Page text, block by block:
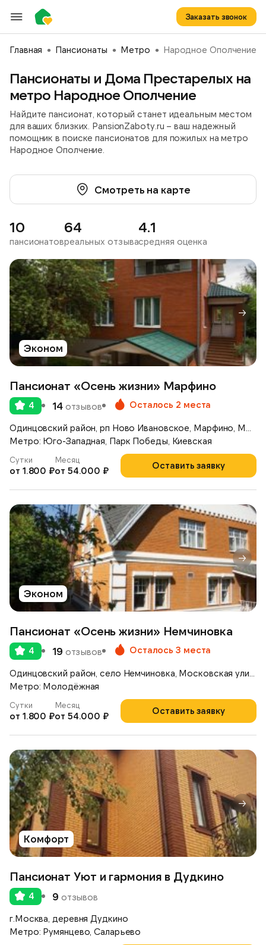
Заказать звонок
Главная Пансионаты Метро Народное Ополчение
Пансионаты и Дома Престарелых на
метро Народное Ополчение
Найдите пансионат, который станет идеальным местом
для ваших близких. PansionZaboty.ru – ваш надежный
помощник в поиске пансионатов для пожилых на метро
Народное Ополчение.
Смотреть на карте
10
пансионатов
64
реальных отзыва
4.1
средняя оценка
Эконом
Пансионат «Осень жизни» Марфино
4 14отзывов Осталось 2 места
Метро: Юго-Западная, Парк Победы, Киевская
Оставить заявку
Сутки
от 1.800 ₽
Месяц
от 54.000 ₽
Эконом
Пансионат «Осень жизни» Немчиновка
4 19 отзывов Осталось 3 места
Метро: Молодёжная
Оставить заявку
Сутки
от 1.800 ₽
Месяц
от 54.000 ₽
Комфорт
Пансионат Уют и гармония в Дудкино
4 9 отзывов
г.Москва, деревня Дудкино
Метро: Румянцево, Саларьево